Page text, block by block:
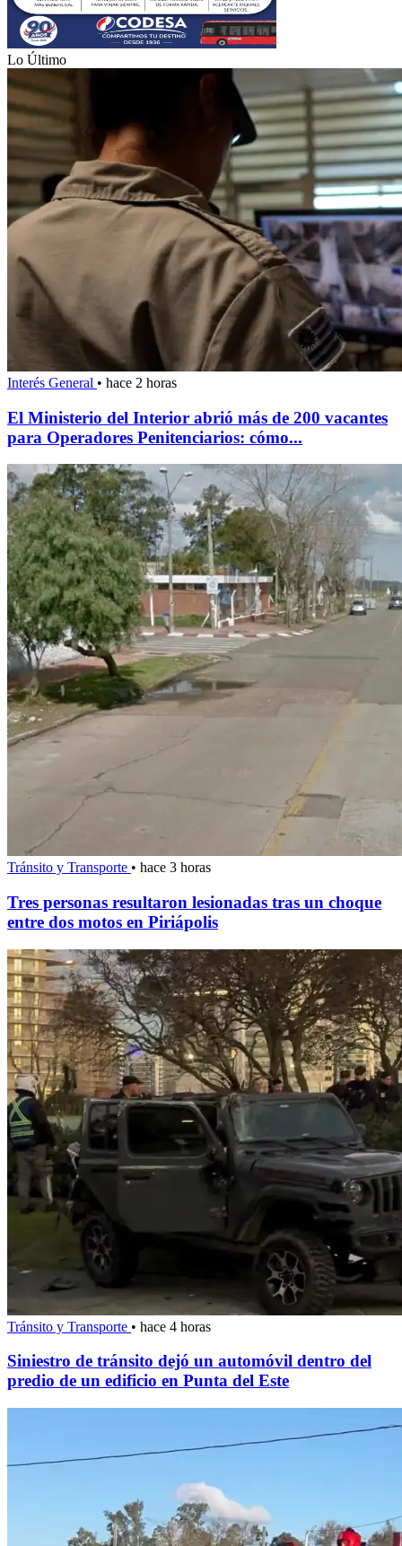
Lo Último
Interés General • hace 2 horas
El Ministerio del Interior abrió más de 200 vacantes
para Operadores Penitenciarios: cómo...
Tránsito y Transporte • hace 3 horas
Tres personas resultaron lesionadas tras un choque
entre dos motos en Piriápolis
Tránsito y Transporte • hace 4 horas
Siniestro de tránsito dejó un automóvil dentro del
predio de un edificio en Punta del Este